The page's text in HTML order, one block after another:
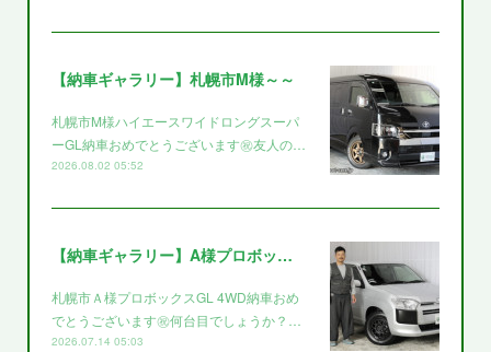
【納車ギャラリー】札幌市M様～～
札幌市M様ハイエースワイドロングスーパ
ーGL納車おめでとうございます㊗️友人の…
2026.08.02 05:52
【納車ギャラリー】A様プロボックス～～
札幌市Ａ様プロボックスGL 4WD納車おめ
でとうございます㊗️何台目でしょうか？…
2026.07.14 05:03